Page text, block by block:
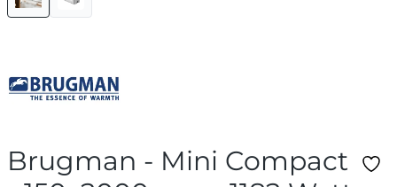
Brugman - Mini Compact